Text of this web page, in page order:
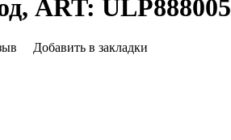
ART: ULP888005
Добавить в закладки